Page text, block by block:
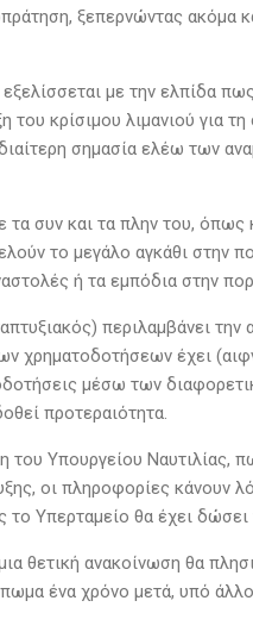
ξεπερνώντας ακόμα
με την ελπίδα
κρίσιμου λιμανιού για
σημασία ελέω των
συν και τα πλην του, όπως
το μεγάλο αγκάθι στην
ή τα εμπόδια στην
περιλαμβάνει την
χρηματοδοτήσεων έχει
μέσω των
προτεραιότητα.
του Υπουργείου Ναυτιλίας,
οι πληροφορίες κάνουν
Υπερταμείο θα έχει
θετική ανακοίνωση θα
ένα χρόνο μετά, υπό